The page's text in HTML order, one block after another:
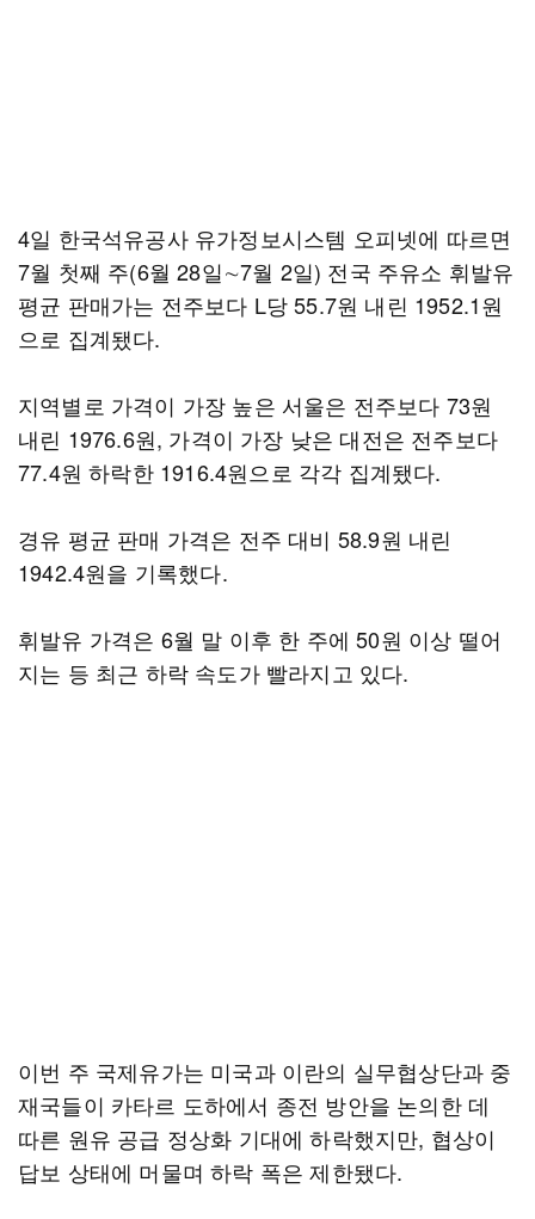
4일 한국석유공사 유가정보시스템 오피넷에 따르면
7월 첫째 주(6월 28일∼7월 2일) 전국 주유소 휘발유
평균 판매가는 전주보다 L당 55.7원 내린 1952.1원
으로 집계됐다.
지역별로 가격이 가장 높은 서울은 전주보다 73원
내린 1976.6원, 가격이 가장 낮은 대전은 전주보다
77.4원 하락한 1916.4원으로 각각 집계됐다.
경유 평균 판매 가격은 전주 대비 58.9원 내린
1942.4원을 기록했다.
휘발유 가격은 6월 말 이후 한 주에 50원 이상 떨어
지는 등 최근 하락 속도가 빨라지고 있다.
이번 주 국제유가는 미국과 이란의 실무협상단과 중
재국들이 카타르 도하에서 종전 방안을 논의한 데
따른 원유 공급 정상화 기대에 하락했지만, 협상이
답보 상태에 머물며 하락 폭은 제한됐다.